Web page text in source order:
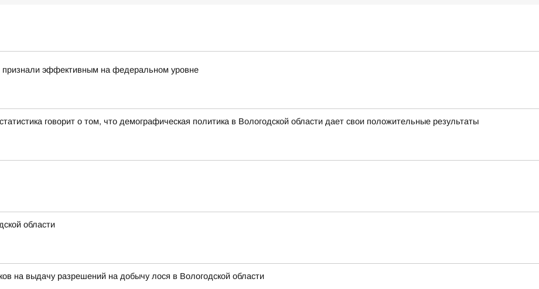
признали эффективным на федеральном уровне
говорит о том, что демографическая политика в Вологодской области дает свои положительные результаты
области
на выдачу разрешений на добычу лося в Вологодской области